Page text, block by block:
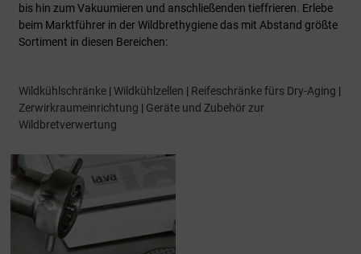
bis hin zum Vakuumieren und anschließenden tieffrieren. Erlebe
beim Marktführer in der Wildbrethygiene das mit Abstand größte
Sortiment in diesen Bereichen:
Wildkühlschränke | Wildkühlzellen | Reifeschränke fürs Dry-Aging |
Zerwirkraumeinrichtung | Geräte und Zubehör zur
Wildbretverwertung